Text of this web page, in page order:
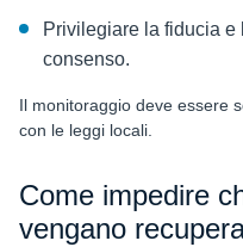
Privilegiare la fiducia
consenso.
Il monitoraggio deve essere
con le leggi locali.
Come impedire
vengano